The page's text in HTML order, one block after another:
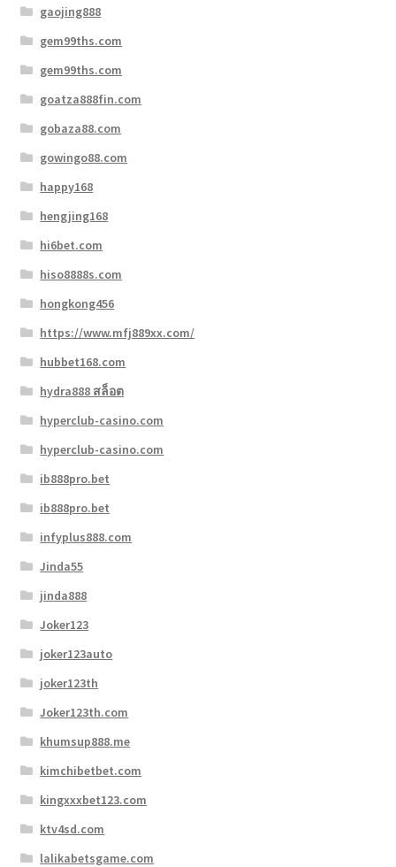
gaojing888
gem99ths.com
gem99ths.com
goatza888fin.com
gobaza88.com
gowingo88.com
happy168
hengjing168
hi6bet.com
hiso8888s.com
hongkong456
https://www.mfj889xx.com/
hubbet168.com
hydra888 สล็อต
hyperclub-casino.com
hyperclub-casino.com
ib888pro.bet
ib888pro.bet
infyplus888.com
Jinda55
jinda888
Joker123
joker123auto
joker123th
Joker123th.com
khumsup888.me
kimchibetbet.com
kingxxxbet123.com
ktv4sd.com
lalikabetsgame.com